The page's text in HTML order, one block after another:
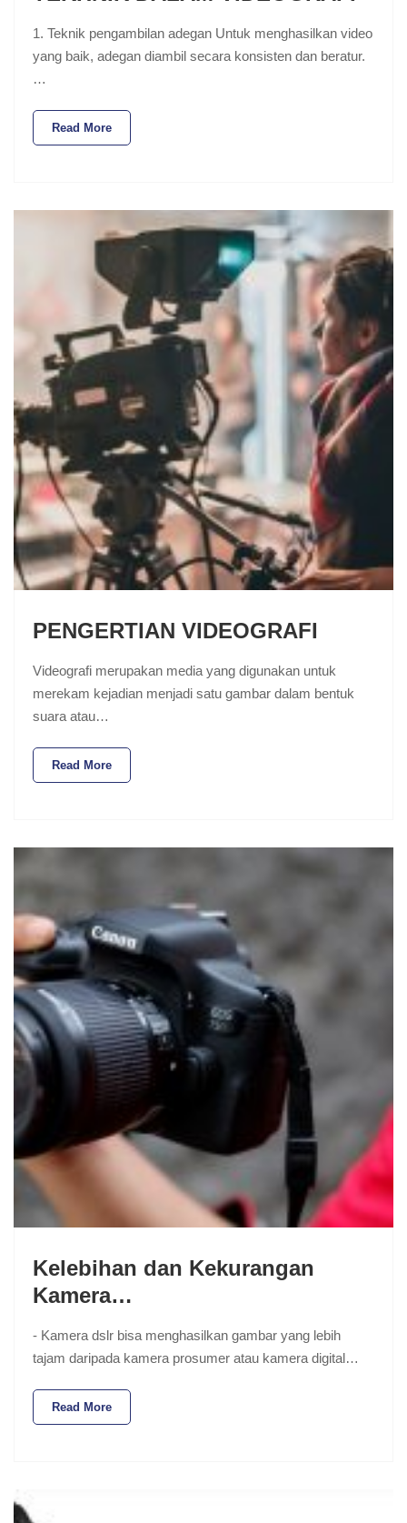
1. Teknik pengambilan adegan Untuk menghasilkan video
yang baik, adegan diambil secara konsisten dan beratur.
…
Read More
PENGERTIAN VIDEOGRAFI
Videografi merupakan media yang digunakan untuk
merekam kejadian menjadi satu gambar dalam bentuk
suara atau…
Read More
Kelebihan dan Kekurangan
Kamera…
- Kamera dslr bisa menghasilkan gambar yang lebih
tajam daripada kamera prosumer atau kamera digital…
Read More